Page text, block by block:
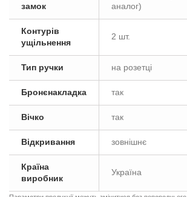
замок
аналог)
Контурів
ущільнення
2 шт.
Тип ручки на розетці
Бронєнакладка так
Вічко так
Відкривання зовнішнє
Країна
виробник
Україна